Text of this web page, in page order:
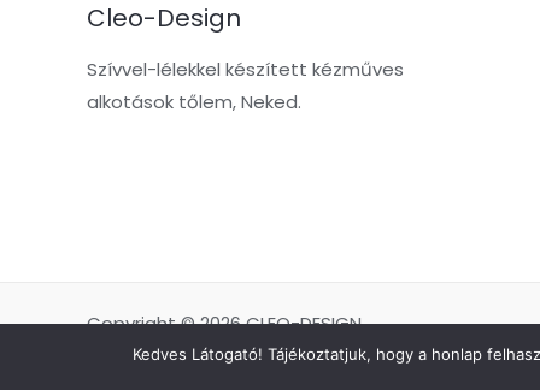
Cleo-Design
Szívvel-lélekkel készített kézműves
alkotások tőlem, Neked.
Copyright © 2026 CLEO-DESIGN
Kedves Látogató! Tájékoztatjuk, hogy a honlap